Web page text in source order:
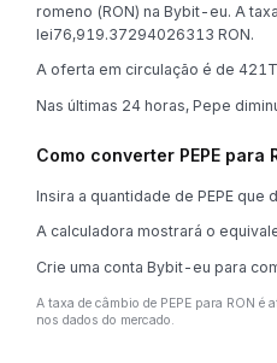
romeno (RON) na Bybit-eu. A
lei76,919.37294026313 RON.
A oferta em circulação é de 421T
Nas últimas 24 horas, Pepe
Como converter PEPE para
Insira a quantidade de PEPE que
A calculadora mostrará o
Crie uma conta Bybit-eu para
A taxa de câmbio de PEPE para RON é
nos dados do mercado.